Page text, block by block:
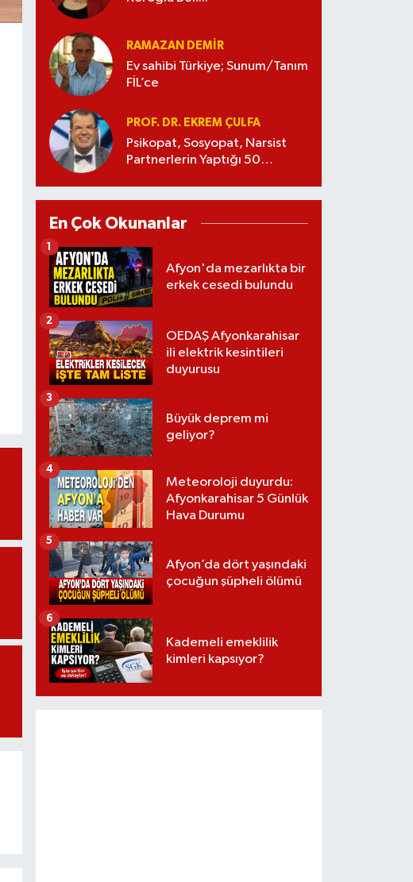
RAMAZAN DEMİR
Ev sahibi Türkiye; Sunum/Tanım
FİL’ce
PROF. DR. EKREM ÇULFA
Psikopat, Sosyopat, Narsist
Partnerlerin Yaptığı 50
En Çok Okunanlar
Afyon'da mezarlıkta bir
erkek cesedi bulundu
1
OEDAŞ Afyonkarahisar
ili elektrik kesintileri
duyurusu
2
Büyük deprem mi
geliyor?
3
Meteoroloji duyurdu:
Afyonkarahisar 5 Günlük
Hava Durumu
4
Afyon’da dört yaşındaki
çocuğun şüpheli ölümü
5
Kademeli emeklilik
kimleri kapsıyor?
6